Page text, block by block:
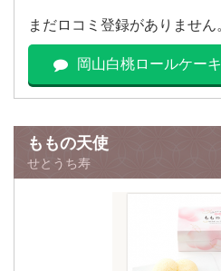
まだロコミ登録がありません
岡山白桃ロールケー
ももの天使
せとうち寿